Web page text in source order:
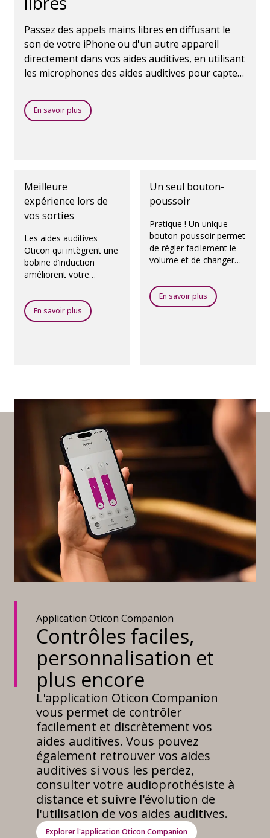
Passez des appels mains libres en diffusant le
son de votre iPhone ou d'un autre appareil
directement dans vos aides auditives, en utilisant
les microphones des aides auditives pour capter
En savoir plus
Meilleure
expérience lors de
vos sorties
Les aides auditives
Oticon qui intègrent une
bobine d’induction
améliorent votre
auditoriums, les lieux de
culte, les théâtres, les
aéroports et tout autre
En savoir plus
Un seul bouton-
poussoir
Pratique ! Un unique
bouton-poussoir permet
de régler facilement le
volume et de changer
En savoir plus
Application Oticon Companion
Contrôles faciles,
personnalisation et
plus encore
L'application Oticon Companion
vous permet de contrôler
facilement et discrètement vos
aides auditives. Vous pouvez
également retrouver vos aides
auditives si vous les perdez,
consulter votre audioprothésiste à
distance et suivre l'évolution de
l'utilisation de vos aides auditives.
Explorer l'application Oticon Companion